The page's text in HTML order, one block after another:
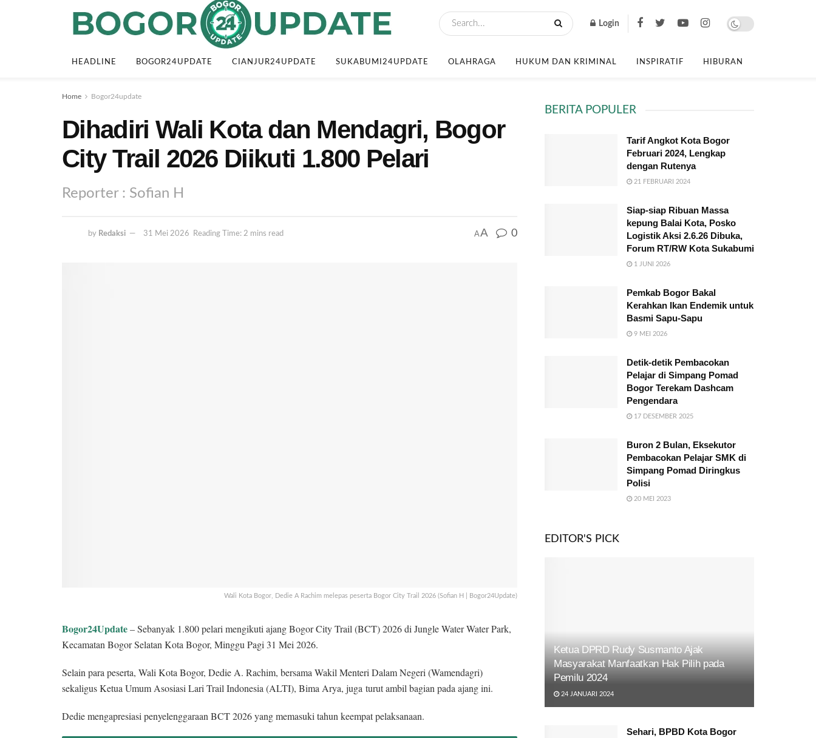
Login
HEADLINE BOGOR24UPDATE CIANJUR24UPDATE SUKABUMI24UPDATE OLAHRAGA HUKUM DAN KRIMINAL INSPIRATIF HIBURAN
Home Bogor24update
Dihadiri Wali Kota dan Mendagri, Bogor
City Trail 2026 Diikuti 1.800 Pelari
Reporter : Sofian H
by Redaksi 31 Mei 2026 Reading Time: 2 mins read AA 0
Wali Kota Bogor, Dedie A Rachim melepas peserta Bogor City Trail 2026 (Sofian H | Bogor24Update)
Bogor24Update– Sebanyak 1.800 pelari mengikuti ajang Bogor City Trail (BCT) 2026 di Jungle Water Water Park,
Kecamatan Bogor Selatan Kota Bogor, Minggu Pagi 31 Mei 2026.
Selain para peserta, Wali Kota Bogor, Dedie A. Rachim, bersama Wakil Menteri Dalam Negeri (Wamendagri)
sekaligus Ketua Umum Asosiasi Lari Trail Indonesia (ALTI), Bima Arya, juga turut ambil bagian pada ajang ini.
Dedie mengapresiasi penyelenggaraan BCT 2026 yang memasuki tahun keempat pelaksanaan.
BERITA POPULER
Tarif Angkot Kota Bogor
Februari 2024, Lengkap
dengan Rutenya
21 FEBRUARI 2024
Siap-siap Ribuan Massa
kepung Balai Kota, Posko
Logistik Aksi 2.6.26 Dibuka,
Forum RT/RW Kota Sukabumi
1 JUNI 2026
Pemkab Bogor Bakal
Kerahkan Ikan Endemik untuk
Basmi Sapu-Sapu
9 MEI 2026
Detik-detik Pembacokan
Pelajar di Simpang Pomad
Bogor Terekam Dashcam
Pengendara
17 DESEMBER 2025
Buron 2 Bulan, Eksekutor
Pembacokan Pelajar SMK di
Simpang Pomad Diringkus
Polisi
20 MEI 2023
EDITOR'S PICK
Ketua DPRD Rudy Susmanto Ajak
Masyarakat Manfaatkan Hak Pilih pada
Pemilu 2024
24 JANUARI 2024
Sehari, BPBD Kota Bogor